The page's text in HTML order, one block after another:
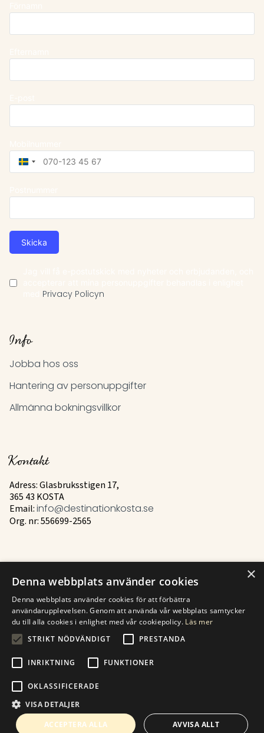
Sweden
+46
Skicka
Privacy Policyn
Info
Jobba hos oss
Hantering av personuppgifter
Allmänna bokningsvillkor
Kontakt
Adress: Glasbruksstigen 17,
365 43 KOSTA
Email: info@destinationkosta.se
Org. nr: 556699-2565
Mer
Historia
Kontakt
Hitta till Kosta
© Destination Kosta 2023
Site produced by Visit Group with Citybreak™ Information & Reservation System.
×
Denna webbplats använder cookies
Denna webbplats använder cookies för att förbättra
användarupplevelsen. Genom att använda vår webbplats samtycker
du till alla cookies i enlighet med vår cookiepolicy. Läs mer
STRIKT NÖDVÄNDIGT
PRESTANDA
INRIKTNING FUNKTIONER
OKLASSIFICERADE
VISA DETALJER
ACCEPTERA ALLA
AVVISA ALLT